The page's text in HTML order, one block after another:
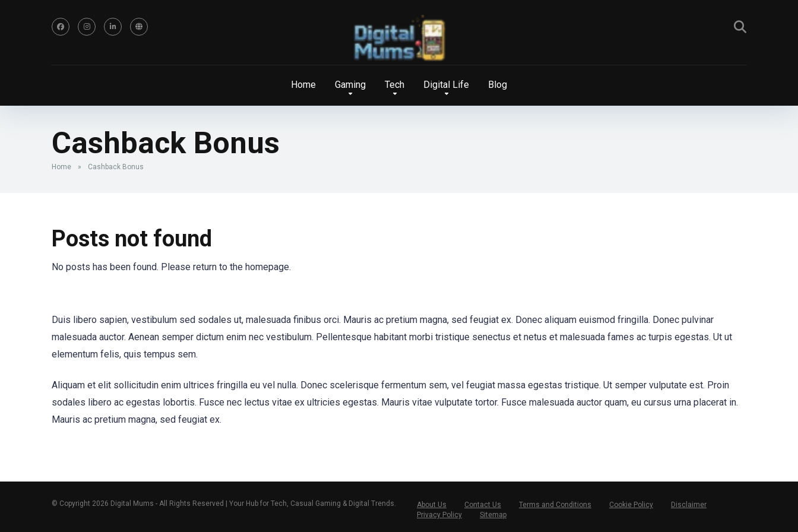
Home Gaming Tech Digital Life Blog
Cashback Bonus
Home » Cashback Bonus
Posts not found
No posts has been found. Please return to the homepage.
Duis libero sapien, vestibulum sed sodales ut, malesuada finibus orci. Mauris ac pretium magna, sed feugiat ex. Donec aliquam euismod fringilla. Donec pulvinar
malesuada auctor. Aenean semper dictum enim nec vestibulum. Pellentesque habitant morbi tristique senectus et netus et malesuada fames ac turpis egestas. Ut ut
elementum felis, quis tempus sem.
Aliquam et elit sollicitudin enim ultrices fringilla eu vel nulla. Donec scelerisque fermentum sem, vel feugiat massa egestas tristique. Ut semper vulputate est. Proin
sodales libero ac egestas lobortis. Fusce nec lectus vitae ex ultricies egestas. Mauris vitae vulputate tortor. Fusce malesuada auctor quam, eu cursus urna placerat in.
Mauris ac pretium magna, sed feugiat ex.
© Copyright 2026 Digital Mums - All Rights Reserved | Your Hub for Tech, Casual Gaming & Digital Trends. About Us Contact Us Terms and Conditions Cookie Policy
Disclaimer
Privacy Policy
Sitemap